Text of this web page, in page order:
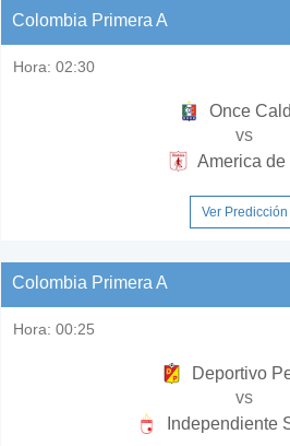
Colombia Primera A
Hora: 02:30
Once
vs
America de
Ver Predicción
Colombia Primera A
Hora: 00:25
Deportivo
vs
Independiente